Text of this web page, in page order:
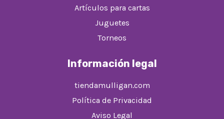
Artículos para cartas
Juguetes
Torneos
Información legal
tiendamulligan.com
Política de Privacidad
Aviso Legal